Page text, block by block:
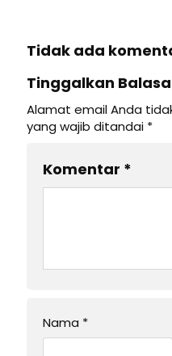
Tidak ada
Tinggalkan
Alamat email Anda
yang wajib ditandai *
Komentar *
Nama *